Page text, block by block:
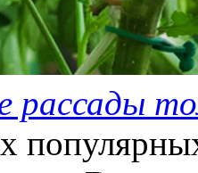
рассады